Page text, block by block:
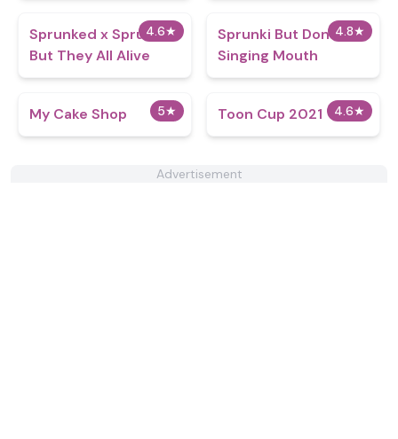
4.6★
Sprunked x Sprunki
But They All Alive
4.8★
Sprunki But Don’t
Singing Mouth
5★
My Cake Shop 4.6★
Toon Cup 2021
Advertisement